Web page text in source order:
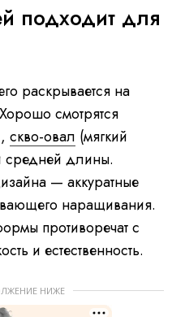
подходит для
раскрывается на
смотрятся
скво-овал (мягкий
средней длины.
— аккуратные
наращивания.
противоречат с
и естественность.
НИЖЕ